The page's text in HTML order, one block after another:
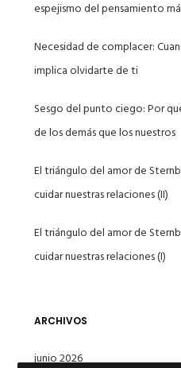
espejismo del pensamiento
Necesidad de complacer:
implica olvidarte de ti
Sesgo del punto ciego: Por
de los demás que los nuestros
El triángulo del amor de
cuidar nuestras relaciones (II)
El triángulo del amor de
cuidar nuestras relaciones (I)
ARCHIVOS
junio 2026